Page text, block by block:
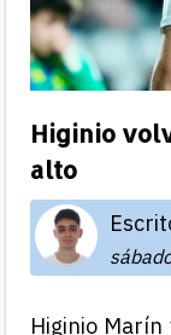
Higinio
alto
Higinio